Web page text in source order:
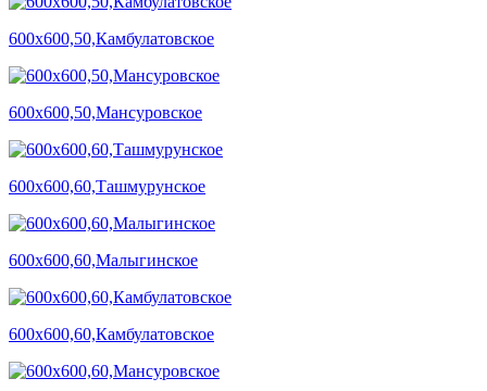
600х600,50,Камбулатовское
600х600,50,Мансуровское
600х600,60,Ташмурунское
600х600,60,Малыгинское
600х600,60,Камбулатовское